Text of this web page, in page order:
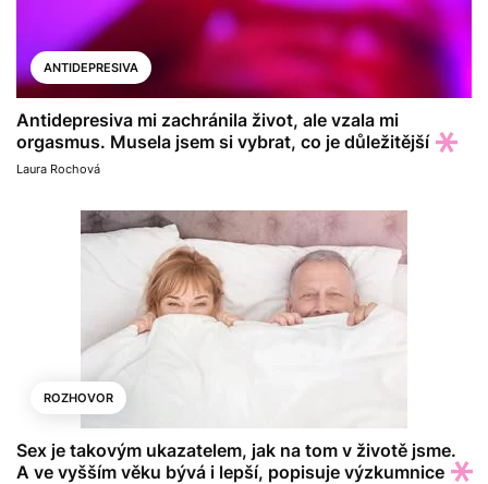
ANTIDEPRESIVA
Antidepresiva mi zachránila život, ale vzala mi
orgasmus. Musela jsem si vybrat, co je důležitější
Laura Rochová
ROZHOVOR
Sex je takovým ukazatelem, jak na tom v životě jsme.
A ve vyšším věku bývá i lepší, popisuje výzkumnice